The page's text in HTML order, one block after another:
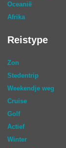
Oceanië
Afrika
Reistype
Zon
Stedentrip
Weekendje weg
Cruise
Golf
Actief
Winter